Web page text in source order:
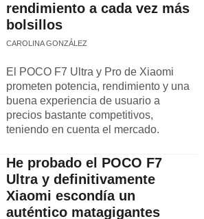
rendimiento a cada vez más
bolsillos
CAROLINA GONZÁLEZ
El POCO F7 Ultra y Pro de Xiaomi
prometen potencia, rendimiento y una
buena experiencia de usuario a
precios bastante competitivos,
teniendo en cuenta el mercado.
He probado el POCO F7
Ultra y definitivamente
Xiaomi escondía un
auténtico matagigantes